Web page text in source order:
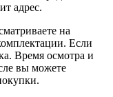
адрес.
на
Если
Время осмотра и
вы можете